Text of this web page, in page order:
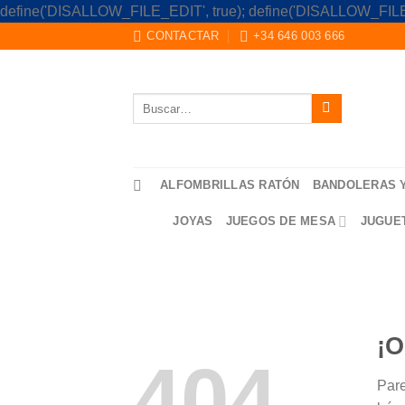
define('DISALLOW_FILE_EDIT', true);
CONTACTAR +34 646 003 666
ALFOMBRILLAS RATÓN BANDOLERAS
JOYAS JUEGOS DE MESA